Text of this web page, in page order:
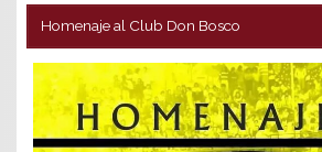
Homenaje al Club Don Bosco